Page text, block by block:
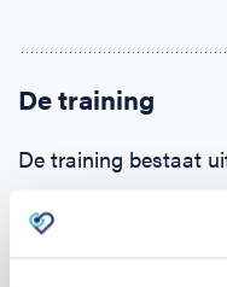
De training
De training bestaat
Zodra je je opgeeft